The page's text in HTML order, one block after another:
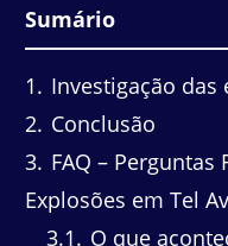
Sumário
1
Investigação das
2 Conclusão
3 FAQ – Perguntas
Explosões em Tel
3.1
O que